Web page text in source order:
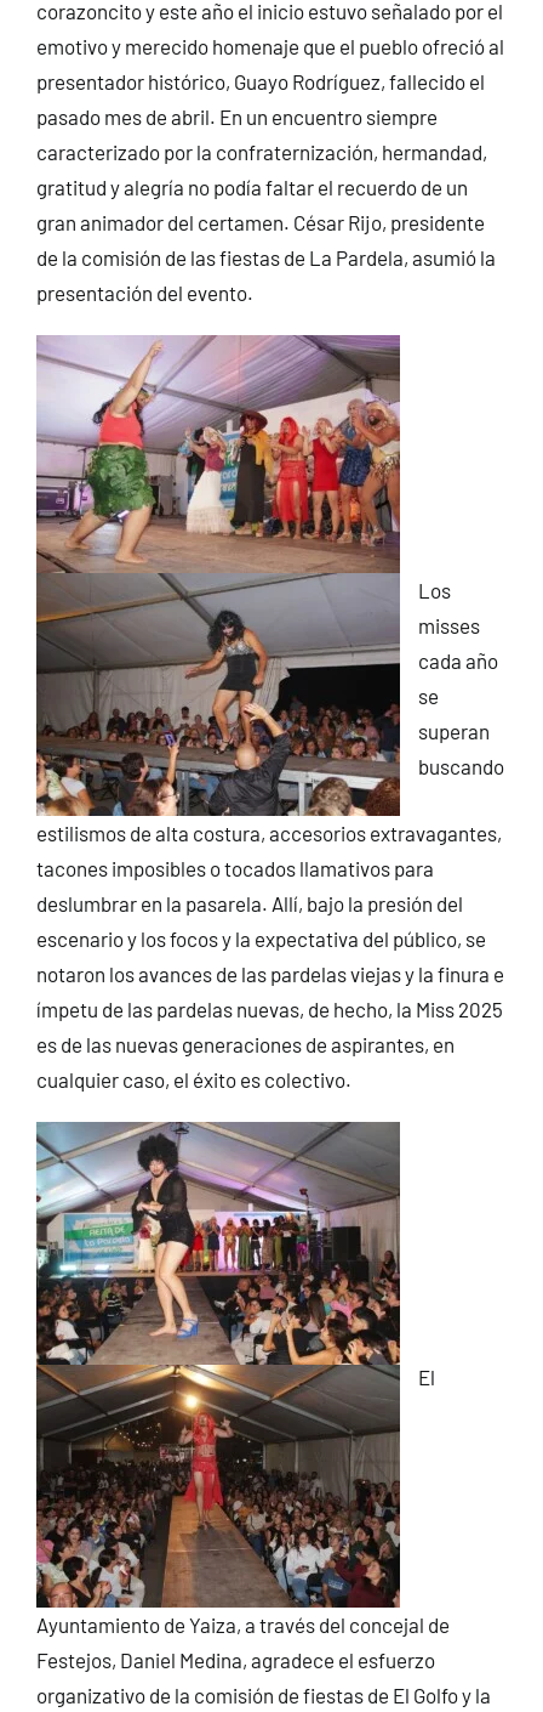
corazoncito y este año el inicio estuvo señalado por el
emotivo y merecido homenaje que el pueblo ofreció al
presentador histórico, Guayo Rodríguez, fallecido el
pasado mes de abril. En un encuentro siempre
caracterizado por la confraternización, hermandad,
gratitud y alegría no podía faltar el recuerdo de un
gran animador del certamen. César Rijo, presidente
de la comisión de las fiestas de La Pardela, asumió la
presentación del evento.
Los
misses
cada año
se
superan
buscando
estilismos de alta costura, accesorios extravagantes,
tacones imposibles o tocados llamativos para
deslumbrar en la pasarela. Allí, bajo la presión del
escenario y los focos y la expectativa del público, se
notaron los avances de las pardelas viejas y la finura e
ímpetu de las pardelas nuevas, de hecho, la Miss 2025
es de las nuevas generaciones de aspirantes, en
cualquier caso, el éxito es colectivo.
El
Ayuntamiento de Yaiza, a través del concejal de
Festejos, Daniel Medina, agradece el esfuerzo
organizativo de la comisión de fiestas de El Golfo y la